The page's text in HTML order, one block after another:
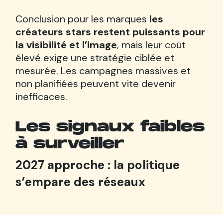
Conclusion pour les marques les
créateurs stars restent puissants pour
la visibilité et l’image, mais leur coût
élevé exige une stratégie ciblée et
mesurée. Les campagnes massives et
non planifiées peuvent vite devenir
inefficaces.
Les signaux faibles
à surveiller
2027 approche : la politique
s’empare des réseaux